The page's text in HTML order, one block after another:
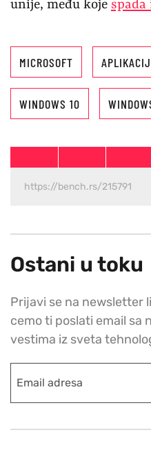
unije, među koje spada
MICROSOFT
WINDOWS 10
Ostani u toku
Prijavi se na newsletter
cemo ti poslati email sa
vestima iz sveta